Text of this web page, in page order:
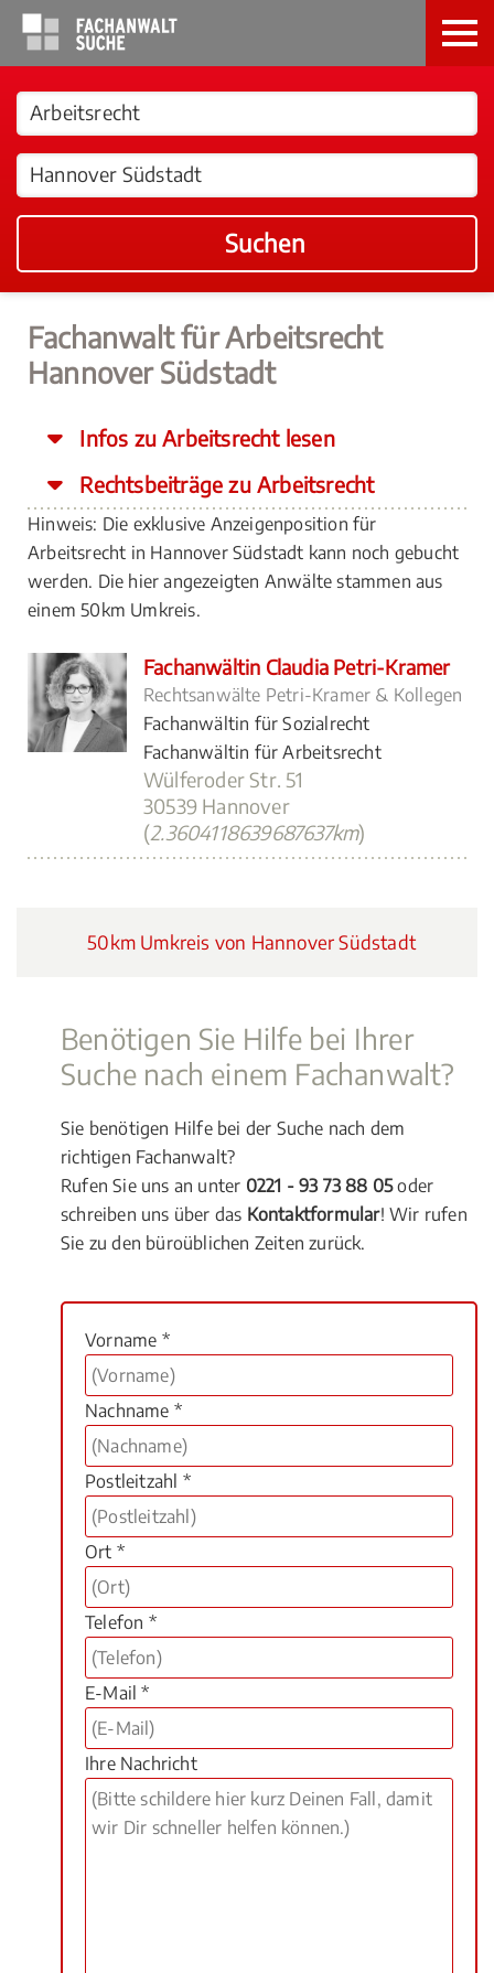
Suchen
Fachanwalt für Arbeitsrecht
Hannover Südstadt
Infos zu Arbeitsrecht lesen
Rechtsbeiträge zu Arbeitsrecht
Hinweis: Die exklusive Anzeigenposition für
Arbeitsrecht in Hannover Südstadt kann noch gebucht
werden. Die hier angezeigten Anwälte stammen aus
einem 50km Umkreis.
Fachanwältin Claudia Petri-Kramer
Rechtsanwälte Petri-Kramer & Kollegen
Fachanwältin für Sozialrecht
Fachanwältin für Arbeitsrecht
Wülferoder Str. 51
30539 Hannover
(2.3604118639687637km)
50km Umkreis von Hannover Südstadt
Benötigen Sie Hilfe bei Ihrer
Suche nach einem Fachanwalt?
Sie benötigen Hilfe bei der Suche nach dem
richtigen Fachanwalt?
Rufen Sie uns an unter 0221 - 93 73 88 05oder
schreiben uns über das Kontaktformular! Wir rufen
Sie zu den büroüblichen Zeiten zurück.
Vorname *
Nachname *
Postleitzahl *
Ort *
Telefon *
E-Mail *
Ihre Nachricht